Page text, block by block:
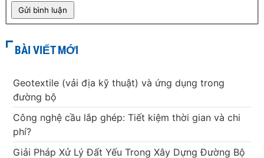
BÀI VIẾT MỚI
Geotextile (vải địa kỹ thuật) và ứng dụng trong
đường bộ
Công nghệ cầu lắp ghép: Tiết kiệm thời gian và chi
phí?
Giải Pháp Xử Lý Đất Yếu Trong Xây Dựng Đường Bộ